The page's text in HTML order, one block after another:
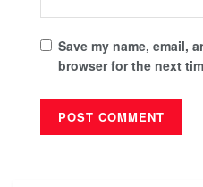
Save my name, email,
browser for the next